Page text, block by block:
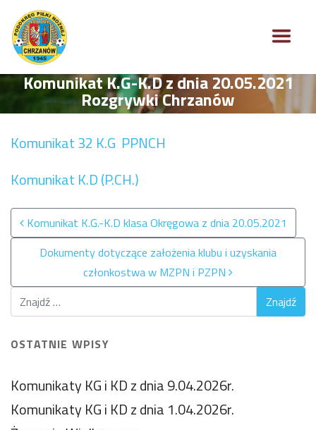
Komunikat K.G-K.D z dnia 20.05.2021
Rozgrywki Chrzanów
Komunikat 32 K.G PPNCH
Komunikat K.D (P.CH.)
Nawigacja po wpisach
Komunikat K.G.-K.D klasa Okręgowa z dnia 20.05.2021
Dokumenty dotyczące założenia klubu i uzyskania
członkostwa w MZPN i PZPN
OSTATNIE WPISY
Komunikaty KG i KD z dnia 9.04.2026r.
Komunikaty KG i KD z dnia 1.04.2026r.